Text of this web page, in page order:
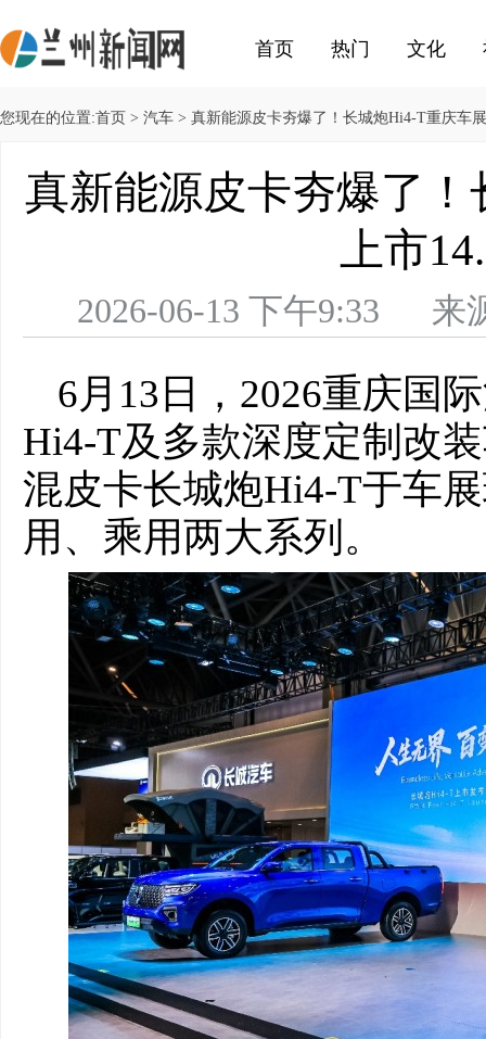
首页 热门 文化
您现在的位置:首页 > 汽车 > 真新能源皮卡夯爆了！长城炮Hi4-T重庆车
真新能源皮卡夯爆了
上市
2026-06-13 下午9:33
6月13日，2026重庆国
Hi4-T及多款深度定制改
混皮卡长城炮Hi4-T于车
用、乘用两大系列。